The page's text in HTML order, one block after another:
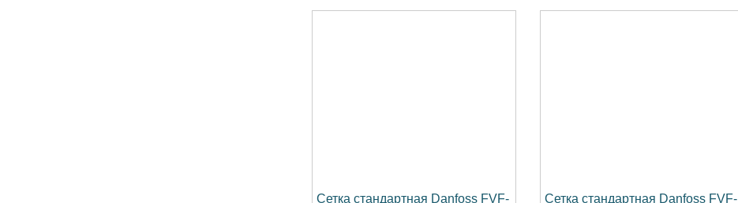
Сетка стандартная Danfoss FVF-
Сетка стандартная Danfoss FVF-